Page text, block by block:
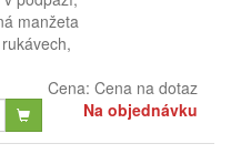
manžeta
Cena: Cena na dotaz
Na objednávku